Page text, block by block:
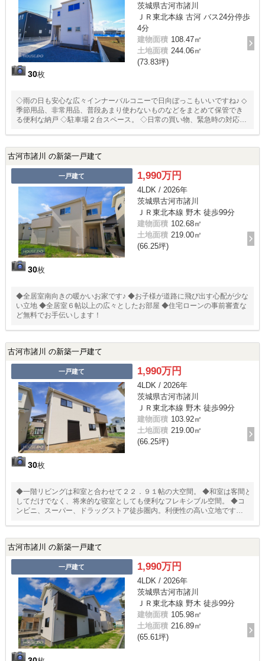
30枚
茨城県古河市諸川
ＪＲ東北本線 古河 バス24分停歩
4分
建物面積 108.47㎡
土地面積 244.06㎡
(73.83坪)
◇雨の日も安心な広々インナーバルコニーで日向ぼっこもいいですね♪ ◇
季節用品、非常用品、普段あまり使わないものなどをまとめて保管でき
る便利な納戸 ◇駐車場２台スペース。 ◇日常の買い物、緊急時の対応、
古河市諸川 の新築一戸建て
一戸建て
30枚
1,990万円
4LDK / 2026年
茨城県古河市諸川
ＪＲ東北本線 野木 徒歩99分
建物面積 102.68㎡
土地面積 219.00㎡
(66.25坪)
◆全居室南向きの暖かいお家です♪ ◆お子様が道路に飛び出す心配が少な
い立地 ◆全居室６帖以上の広々としたお部屋 ◆住宅ローンの事前審査な
ど無料でお手伝いします！
古河市諸川 の新築一戸建て
一戸建て
30枚
1,990万円
4LDK / 2026年
茨城県古河市諸川
ＪＲ東北本線 野木 徒歩99分
建物面積 103.92㎡
土地面積 219.00㎡
(66.25坪)
◆一階リビングは和室と合わせて２２．９１帖の大空間。 ◆和室は客間と
してだけでなく、将来的な寝室としても便利なフレキシブル空間。 ◆コ
ンビニ、スーパー、ドラッグストア徒歩圏内。利便性の高い立地です。
古河市諸川 の新築一戸建て
一戸建て 1,990万円
4LDK / 2026年
茨城県古河市諸川
ＪＲ東北本線 野木 徒歩99分
建物面積 105.98㎡
土地面積 216.89㎡
(65.61坪)